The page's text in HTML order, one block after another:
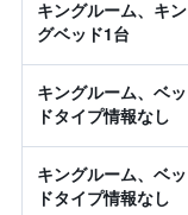
キングルーム、キン
グベッド1台
キングルーム、ベッ
ドタイプ情報なし
キングルーム、ベッ
ドタイプ情報なし